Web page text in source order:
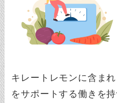
キレートレモンに含ま
をサポートする働きを